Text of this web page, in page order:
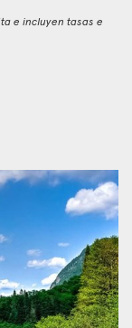
e incluyen tasas e